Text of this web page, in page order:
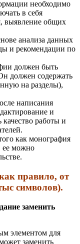
необходимо
в себя
выявление общих
анализа данных
и рекомендации по
должен быть
должен содержать
на разделы),
написания
и
работы и
как монография
ее можно
правило, от
символов).
заменить
элементом для
заменить